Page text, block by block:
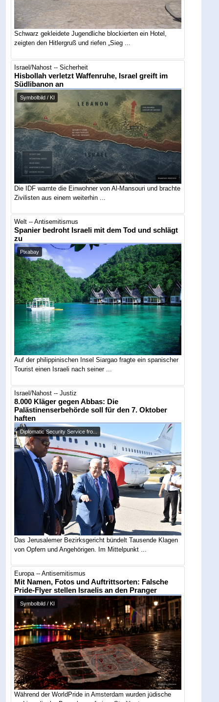
Schwarz gekleidete Jugendliche blockierten ein Hotel,
zeigten den Hitlergruß und riefen „Sieg ...
Israel/Nahost -- Sicherheit
Hisbollah verletzt Waffenruhe, Israel greift im
Südlibanon an
Symbolbild / KI
Die IDF warnte die Einwohner von Al-Mansouri und brachte
Zivilisten aus einem weiterhin ...
Welt -- Antisemitismus
Spanier bedroht Israeli mit dem Tod und schlägt
zu
Pixabay
Auf der philippinischen Insel Siargao fragte ein spanischer
Tourist einen Israeli nach seiner ...
Israel/Nahost -- Justiz
8.000 Kläger gegen Abbas: Die
Palästinenserbehörde soll für den 7. Oktober
haften
Diplomatic Security Service fro...
Das Jerusalemer Bezirksgericht bündelt Tausende Klagen
von Opfern und Angehörigen. Im Mittelpunkt ...
Europa -- Antisemitismus
Mit Namen, Fotos und Auftrittsorten: Falsche
Pride-Flyer stellen Israelis an den Pranger
Symbolbild / KI
Während der WorldPride in Amsterdam wurden jüdische